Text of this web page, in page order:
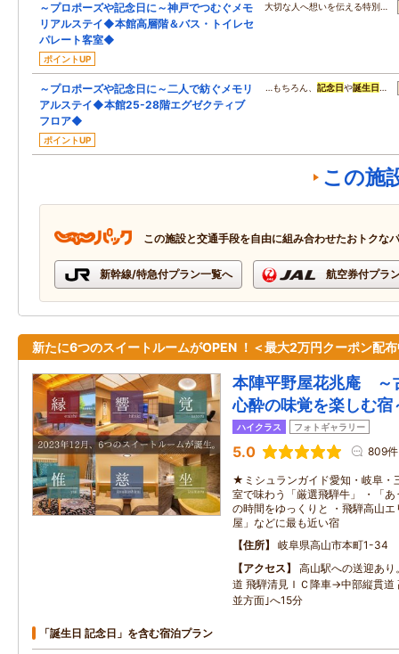
～プロポーズや記念日に～神戸でつむぐメモ
リアルステイ◆本館高層階＆バス・トイレセ
パレート客室◆
ポイントUP
大切な人へ想いを伝える特別…
～プロポーズや記念日に～二人で紡ぐメモリ
アルステイ◆本館25-28階エグゼクティブ
フロア◆
ポイントUP
…もちろん、 記念日や誕生日 …
この施
この施設と交通手段を自由に組み合わせたおトクな
新幹線/特急付プラン一覧へ 航空券付プラ
新たに6つのスイートルームがOPEN ！＜最大2万円クーポン配
本陣平野屋花兆庵 ～
心酔の味覚を楽しむ宿
ハイクラス フォトギャラリー
5.0 809件
★ミシュランガイド愛知・岐阜
室で味わう「厳選飛騨牛」 ・「
の時間をゆっくりと ・飛騨高山
屋」などに最も近い宿
住所
岐阜県高山市本町1-34
アクセス
高山駅への送迎あ
道 飛騨清見ＩＣ降車→中部縦貫道
並方面｣へ15分
「誕生日 記念日」を含む宿泊プラン